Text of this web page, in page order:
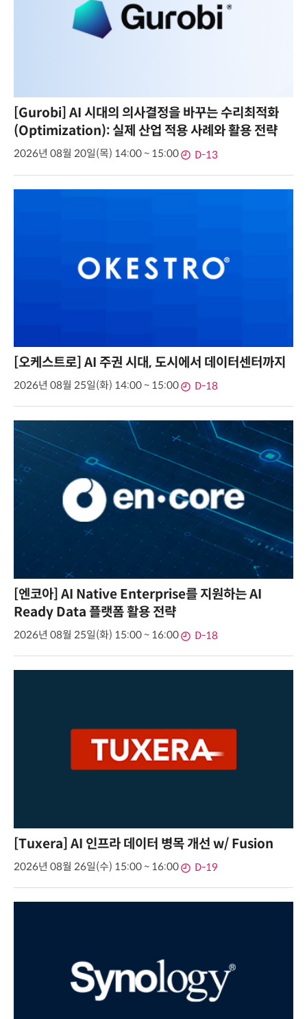
[Gurobi] AI 시대의 의사결정을 바꾸는 수리최적화
(Optimization): 실제 산업 적용 사례와 활용 전략
2026년 08월 20일(목) 14:00 ~ 15:00 D-13
[오케스트로] AI 주권 시대, 도시에서 데이터센터까지
2026년 08월 25일(화) 14:00 ~ 15:00 D-18
[엔코아] AI Native Enterprise를 지원하는 AI
Ready Data 플랫폼 활용 전략
2026년 08월 25일(화) 15:00 ~ 16:00 D-18
[Tuxera] AI 인프라 데이터 병목 개선 w/ Fusion
2026년 08월 26일(수) 15:00 ~ 16:00 D-19